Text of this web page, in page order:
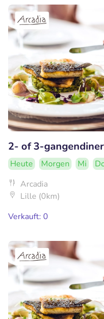
2- of 3-
Heute Morgen Mi
Arcadia
Lille (0km)
Verkauft: 0